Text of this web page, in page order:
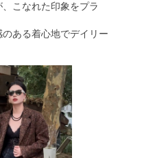
こなれた印象をプラ
ある着心地でデイリー